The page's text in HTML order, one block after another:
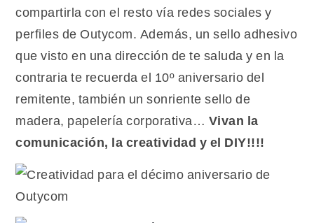
compartirla con el resto vía redes sociales y
perfiles de Outycom. Además, un sello adhesivo
que visto en una dirección de te saluda y en la
contraria te recuerda el 10º aniversario del
remitente, también un sonriente sello de
madera, papelería corporativa… Vivan la
comunicación, la creatividad y el DIY!!!!